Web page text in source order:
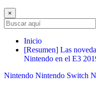
×
Inicio
[Resumen] Las
Nintendo en el E3
Nintendo Nintendo Switch